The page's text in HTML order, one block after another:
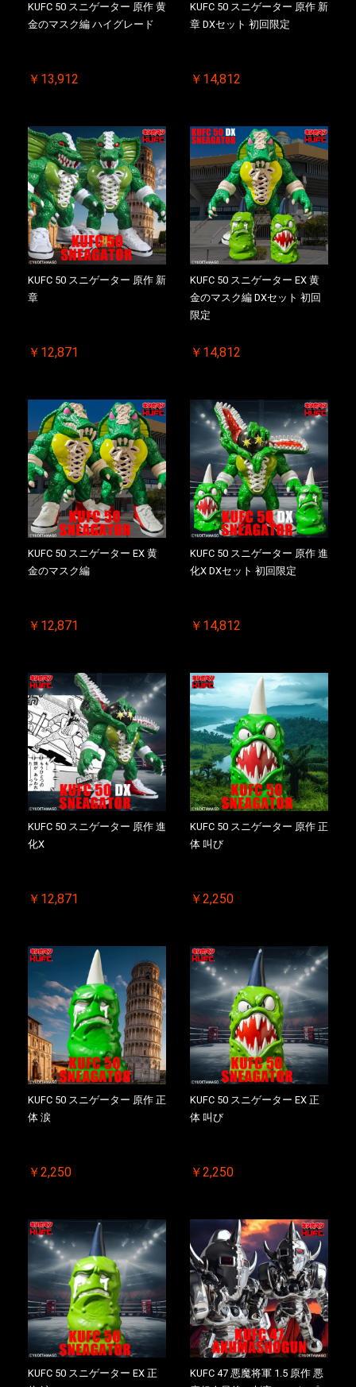
KUFC 50 スニゲーター 原作 黄
金のマスク編 ハイグレード
￥13,912
KUFC 50 スニゲーター 原作 新
章 DXセット 初回限定
￥14,812
KUFC 50 スニゲーター 原作 新
章
￥12,871
KUFC 50 スニゲーター EX 黄
金のマスク編 DXセット 初回
限定
￥14,812
KUFC 50 スニゲーター EX 黄
金のマスク編
￥12,871
KUFC 50 スニゲーター 原作 進
化X DXセット 初回限定
￥14,812
KUFC 50 スニゲーター 原作 進
化X
￥12,871
KUFC 50 スニゲーター 原作 正
体 叫び
￥2,250
KUFC 50 スニゲーター 原作 正
体 涙
￥2,250
KUFC 50 スニゲーター EX 正
体 叫び
￥2,250
KUFC 50 スニゲーター EX 正
KUFC 47 悪魔将軍 1.5 原作 悪